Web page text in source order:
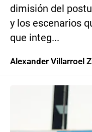
dimisión del
y los escenarios
que integ...
Alexander Villarroel